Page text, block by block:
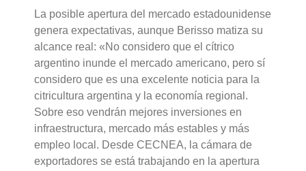
La posible apertura del mercado estadounidense
genera expectativas, aunque Berisso matiza su
alcance real: «No considero que el cítrico
argentino inunde el mercado americano, pero sí
considero que es una excelente noticia para la
citricultura argentina y la economía regional.
Sobre eso vendrán mejores inversiones en
infraestructura, mercado más estables y más
empleo local. Desde CECNEA, la cámara de
exportadores se está trabajando en la apertura